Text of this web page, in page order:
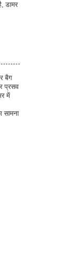
डामर
बैग
प्रसव
में
सामना